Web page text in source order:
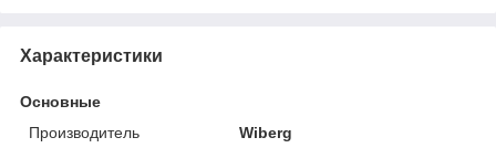
Характеристики
Основные
Производитель
Wiberg